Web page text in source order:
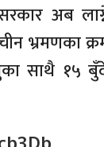
अब
भ्रमणका
साथै १५